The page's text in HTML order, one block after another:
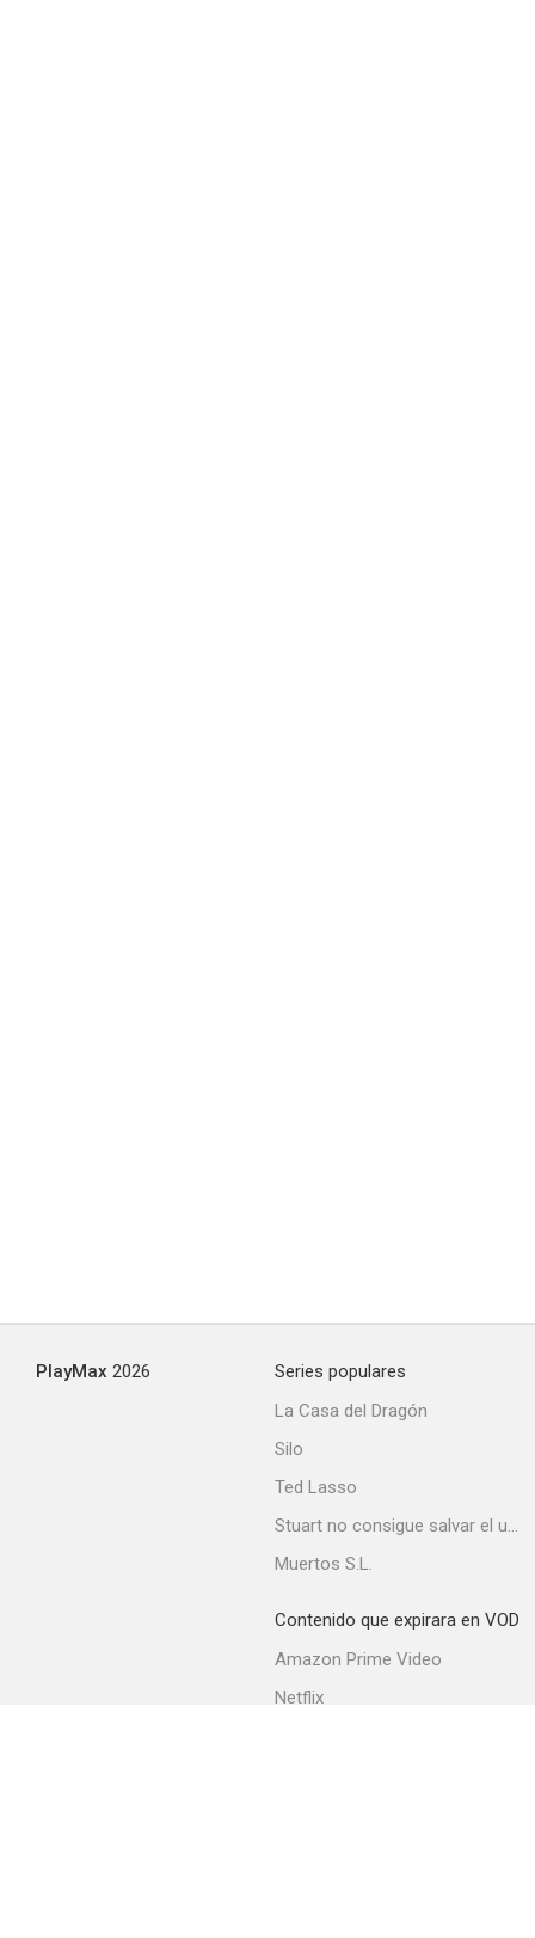
PlayMax 2026
Series populares
La Casa del Dragón
Silo
Ted Lasso
Stuart no consigue salvar el universo
Muertos S.L.
Contenido que expirara en VOD
Amazon Prime Video
Netflix